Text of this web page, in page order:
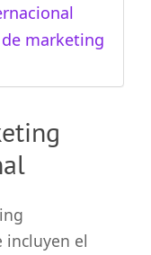
marketing
incluyen el